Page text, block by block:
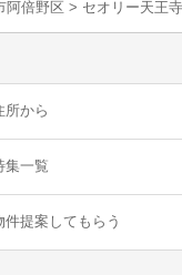
阿倍野区 > セオリー天王
所から
集一覧
件提案してもらう